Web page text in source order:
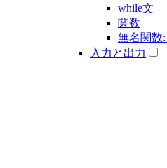
while文
関数
無名関数
入力と出力